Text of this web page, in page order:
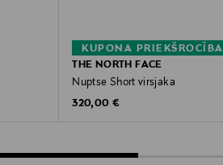
KUPONA PRIEKŠROCĪBA
THE NORTH FACE
Nuptse Short virsjaka
Original Price
320,00 €